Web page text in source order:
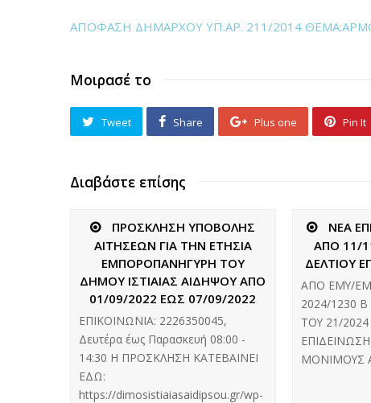
ΑΠΟΦΑΣΗ ΔΗΜΑΡΧΟΥ ΥΠ.ΑΡ. 211/2014
Μοιρασέ το
Tweet Share Plus one Pin It
Διαβάστε επίσης
ΠΡΟΣΚΛΗΣΗ ΥΠΟΒΟΛΗΣ
ΑΙΤΗΣΕΩΝ ΓΙΑ ΤΗΝ ΕΤΗΣΙΑ
ΕΜΠΟΡΟΠΑΝΗΓΥΡΗ ΤΟΥ
ΔΗΜΟΥ ΙΣΤΙΑΙΑΣ ΑΙΔΗΨΟΥ ΑΠΟ
01/09/2022 ΕΩΣ 07/09/2022
ΕΠΙΚΟΙΝΩΝΙΑ: 2226350045,
Δευτέρα έως Παρασκευή 08:00 -
14:30 Η ΠΡΟΣΚΛΗΣΗ ΚΑΤΕΒΑΙΝΕΙ
ΕΔΩ:
https://dimosistiaiasaidipsou.gr/wp-
ΝΕΑ
ΑΠΟ 11/
ΔΕΛΤΙΟΥ
ΑΠΟ ΕΜΥ/
2024/1230
ΤΟΥ 21/
ΜΟΝΙΜΟΥΣ